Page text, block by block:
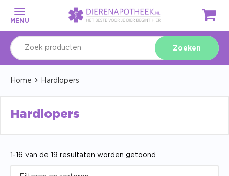
MENU
Zoeken
Home Hardlopers
Hardlopers
1-16 van de 19 resultaten worden getoond